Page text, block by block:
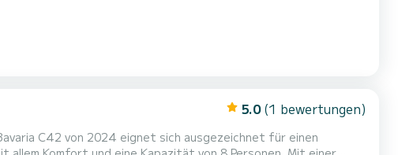
5.0 (1 bewertungen)
C42 von 2024 eignet sich ausgezeichnet für einen